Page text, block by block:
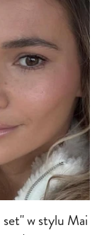
w stylu Mai